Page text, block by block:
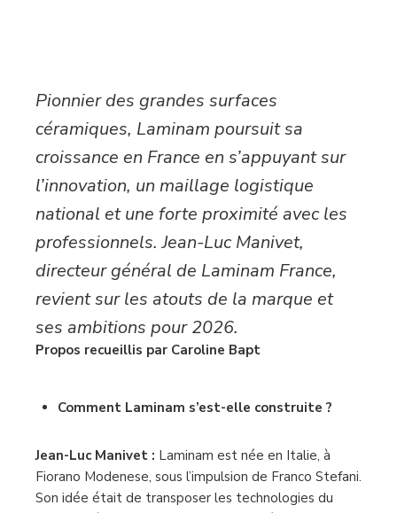
Pionnier des grandes surfaces
céramiques, Laminam poursuit sa
croissance en France en s’appuyant sur
l’innovation, un maillage logistique
national et une forte proximité avec les
professionnels. Jean-Luc Manivet,
directeur général de Laminam France,
revient sur les atouts de la marque et
ses ambitions pour 2026.
Propos recueillis par Caroline Bapt
Comment Laminam s’est-elle construite ?
Jean-Luc Manivet : Laminam est née en Italie, à
Fiorano Modenese, sous l’impulsion de Franco Stefani.
Son idée était de transposer les technologies du